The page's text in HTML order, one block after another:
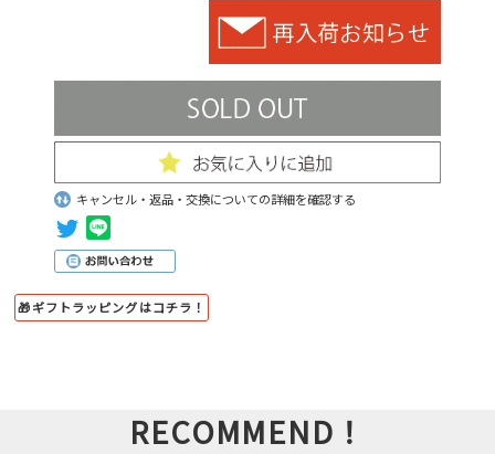
キャンセル・返品・交換についての詳細を確認する
🎁ギフトラッピングはコチラ！
RECOMMEND！